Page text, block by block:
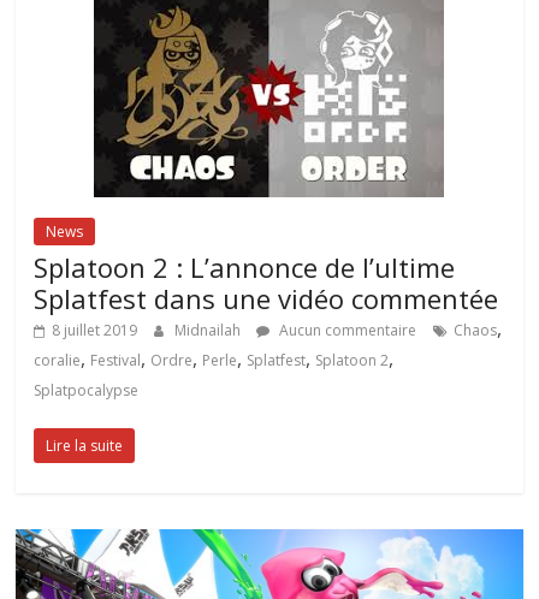
News
Splatoon 2 : L’annonce de l’ultime
Splatfest dans une vidéo commentée
8 juillet 2019 Midnailah Aucun commentaire Chaos,
coralie, Festival, Ordre, Perle, Splatfest, Splatoon 2,
Splatpocalypse
Lire la suite